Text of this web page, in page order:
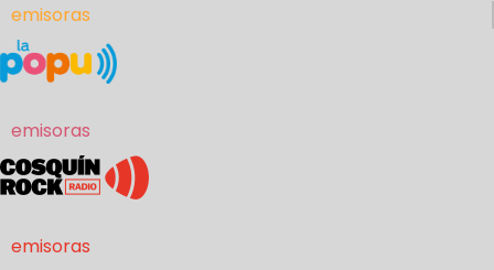
emisoras
emisoras
emisoras